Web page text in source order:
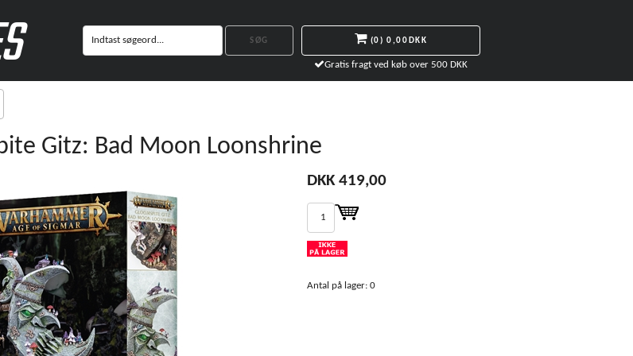
(0)0,00DKK
Gratis fragt ved køb over 500 DKK
Gitz: Bad Moon Loonshrine
DKK 419,00
Antal på lager: 0